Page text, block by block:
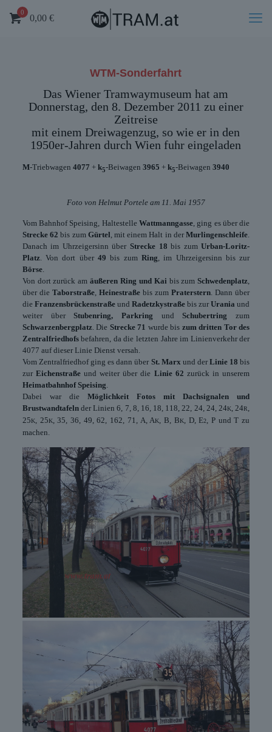
0
0,00 €
WTM-Sonderfahrt
Das Wiener Tramwaymuseum hat am
Donnerstag, den 8. Dezember 2011 zu einer
Zeitreise
mit einem Dreiwagenzug, so wie er in den
1950er-Jahren durch Wien fuhr eingeladen
M-Triebwagen 4077 + k5-Beiwagen 3965 + k5-Beiwagen 3940
Foto von Helmut Portele am 11. Mai 1957
Vom Bahnhof Speising, Haltestelle Wattmanngasse , ging es über die
Strecke 62 bis zum Gürtel , mit einem Halt in derMurlingenschleife
Danach im Uhrzeigersinn über Strecke 18 bis zumUrban-Loritz-
Platz. Von dort über49 bis zum Ring , im Uhrzeigersinn bis zur
Börse.
Von dort zurück amäußeren Ring und Kai bis zumSchwedenplatz
über die Taborstraße, Heinestraßebis zumPraterstern . Dann über
die Franzensbrückenstraßeund Radetzkystraßebis zurUrania und
weiter überStubenring, Parkring undSchubertring zum
Schwarzenbergplatz. Die Strecke 71 wurde bis zum dritten Tor des
Zentralfriedhofsbefahren, da die letzten Jahre im Linienverkehr der
4077 auf dieser Linie Dienst versah.
Vom Zentralfriedhof ging es dann über St. Marx und der Linie 18 bis
zur Eichenstraßeund weiter über die Linie 62 zurück in unserem
Heimatbahnhof Speising
Dabei war die Möglichkeit Fotos mit Dachsignalen und
Brustwandtafelnder Linien 6, 7, 8, 16, 18, 118, 22, 24, 24, 24K , 24R
25K, 25K, 35, 36, 49, 62, 162, 71, A, AK , B, BK, D, E2
, P und T zu
machen.